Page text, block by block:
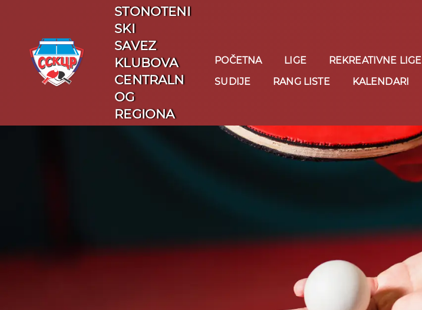
STONOTENI
SKI
SAVEZ
KLUBOVA
CENTRALN
OG
REGIONA
POČETNA LIGE REKREATIVNE LIGE
SUDIJE
RANG LISTE KALENDARI